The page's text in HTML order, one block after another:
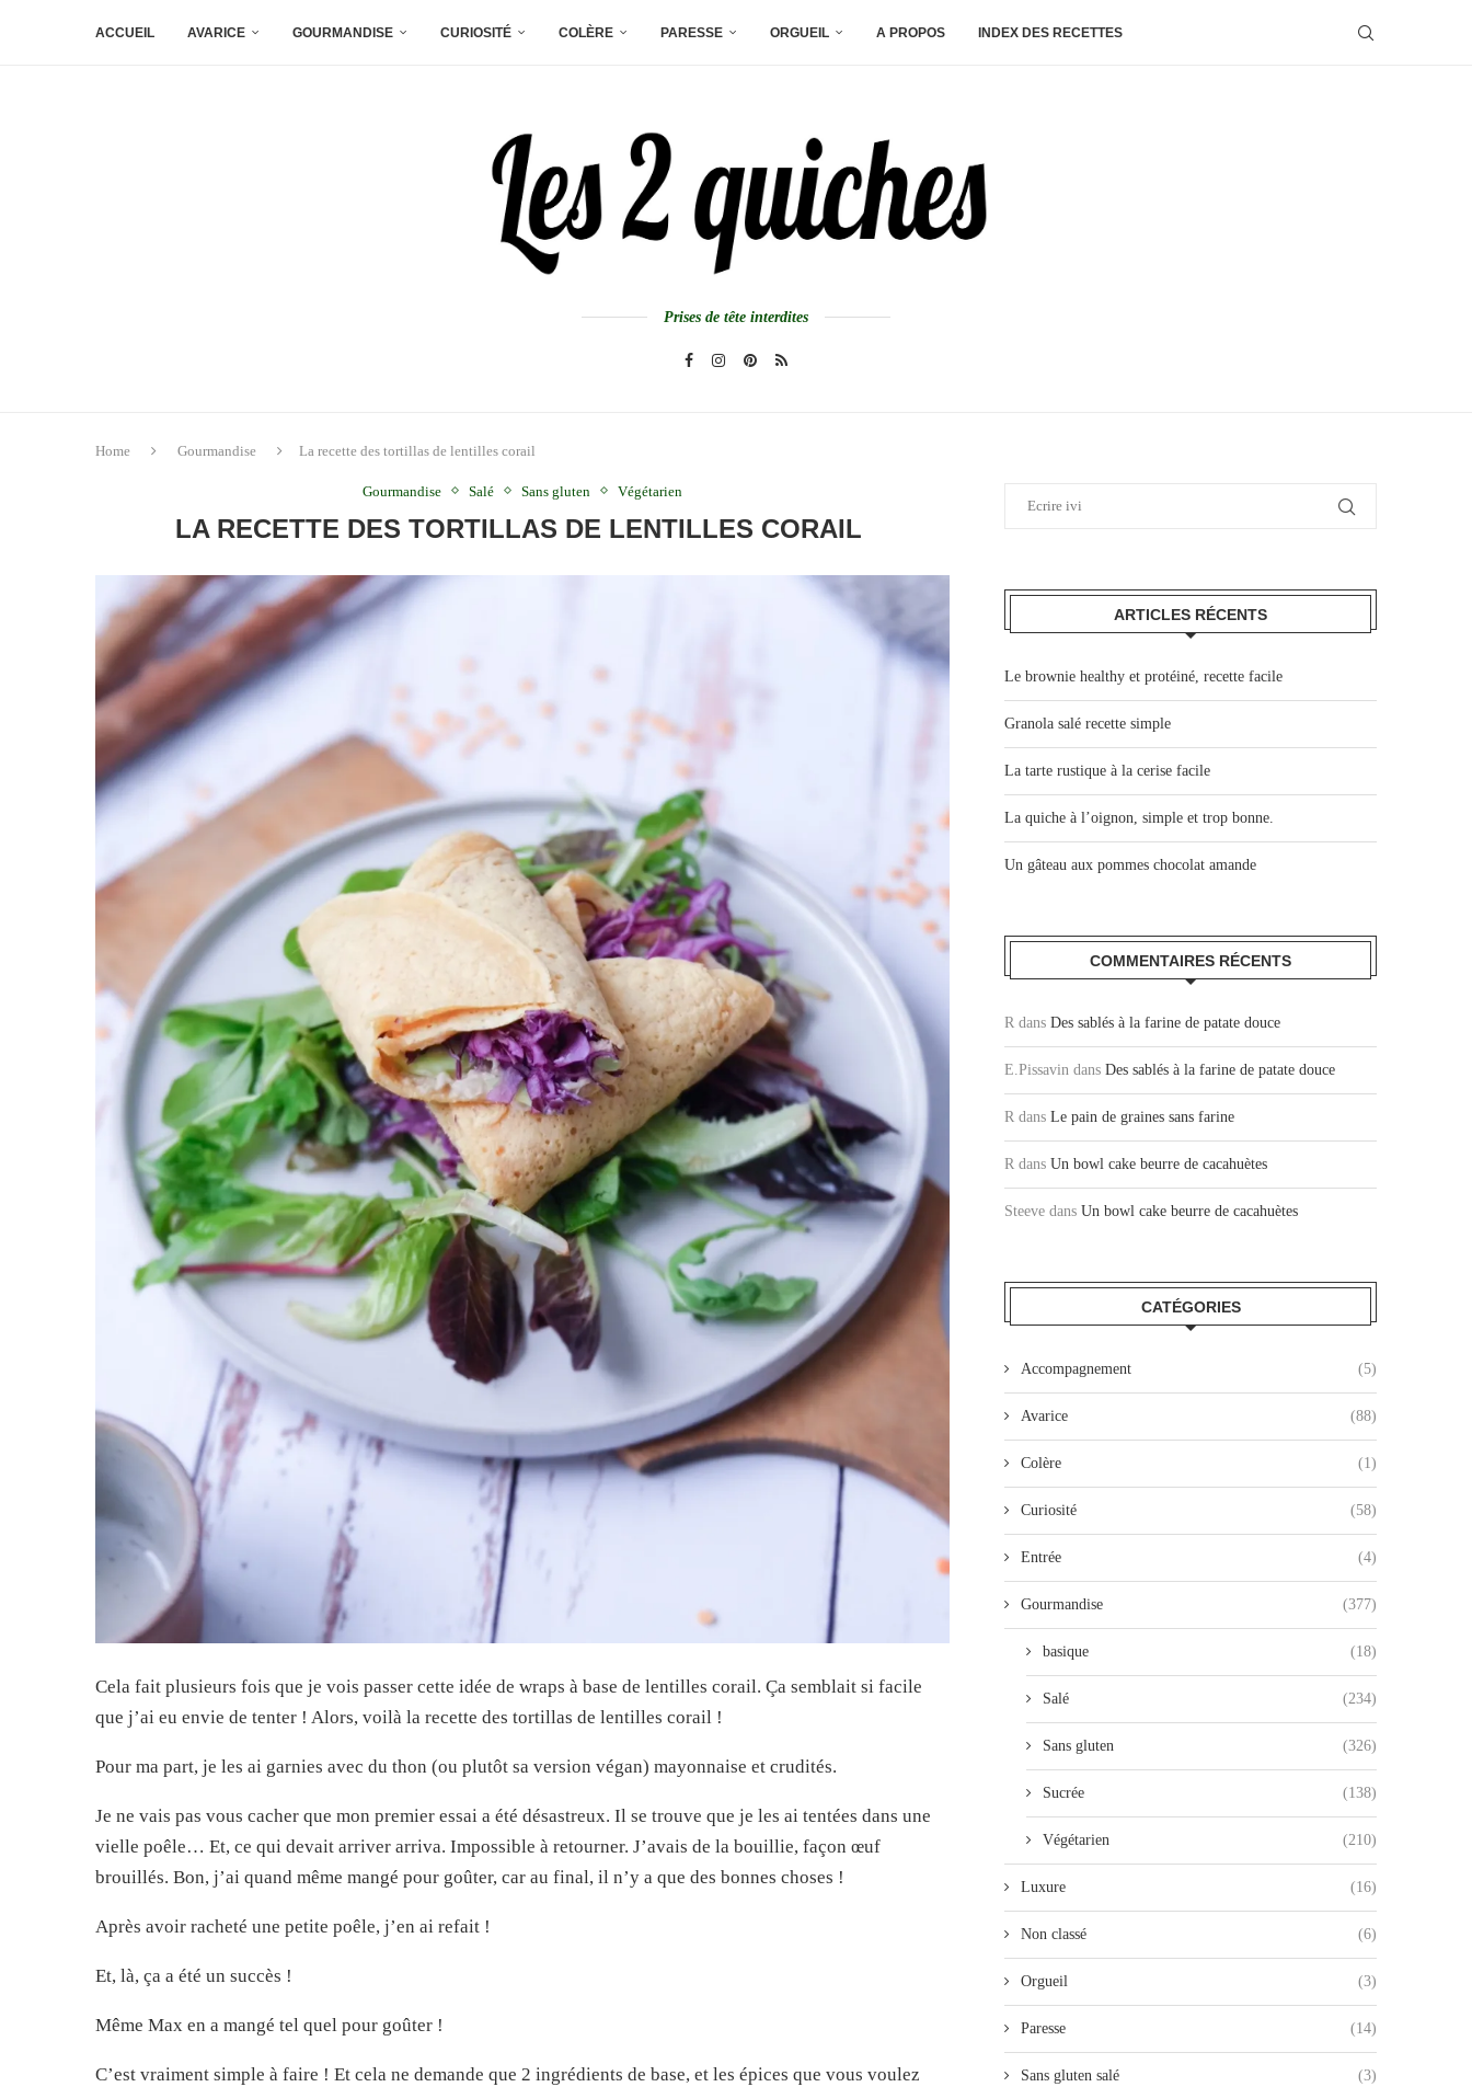
ACCUEIL AVARICE GOURMANDISE CURIOSITÉ COLÈRE PARESSE ORGUEIL A PROPOS INDEX DES RECETTES
Prises de tête interdites
Home Gourmandise La recette des tortillas de lentilles corail
Gourmandise Salé Sans gluten Végétarien
LA RECETTE DES TORTILLAS DE LENTILLES CORAIL
Cela fait plusieurs fois que je vois passer cette idée de wraps à base de lentilles corail. Ça semblait si facile
que j’ai eu envie de tenter ! Alors, voilà la recette des tortillas de lentilles corail !
Pour ma part, je les ai garnies avec du thon (ou plutôt sa version végan) mayonnaise et crudités.
Je ne vais pas vous cacher que mon premier essai a été désastreux. Il se trouve que je les ai tentées dans une
vielle poêle… Et, ce qui devait arriver arriva. Impossible à retourner. J’avais de la bouillie, façon œuf
brouillés. Bon, j’ai quand même mangé pour goûter, car au final, il n’y a que des bonnes choses !
Après avoir racheté une petite poêle, j’en ai refait !
Et, là, ça a été un succès !
Même Max en a mangé tel quel pour goûter !
C’est vraiment simple à faire ! Et cela ne demande que 2 ingrédients de base, et les épices que vous voulez
ARTICLES RÉCENTS
Le brownie healthy et protéiné, recette facile
Granola salé recette simple
La tarte rustique à la cerise facile
La quiche à l’oignon, simple et trop bonne.
Un gâteau aux pommes chocolat amande
COMMENTAIRES RÉCENTS
R dans Des sablés à la farine de patate douce
E.Pissavin dans Des sablés à la farine de patate douce
R dans Le pain de graines sans farine
R dans Un bowl cake beurre de cacahuètes
Steeve dans Un bowl cake beurre de cacahuètes
CATÉGORIES
Accompagnement (5)
Avarice (88)
Colère (1)
Curiosité (58)
Entrée (4)
Gourmandise (377)
basique (18)
Salé (234)
Sans gluten (326)
Sucrée (138)
Végétarien (210)
Luxure (16)
Non classé (6)
Orgueil (3)
Paresse (14)
Sans gluten salé (3)